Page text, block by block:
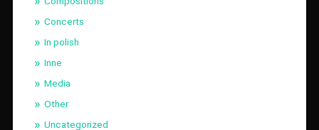
Concerts
In polish
Inne
Media
Other
Uncategorized